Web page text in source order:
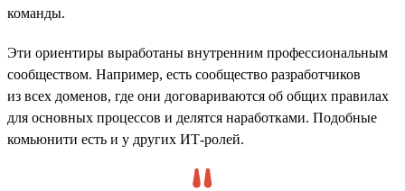
команды.
Эти ориентиры выработаны внутренним профессиональным
сообществом. Например, есть сообщество разработчиков
из всех доменов, где они договариваются об общих правилах
для основных процессов и делятся наработками. Подобные
комьюнити есть и у других ИТ-ролей.